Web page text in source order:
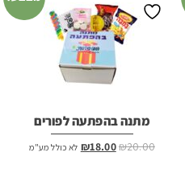
מתנה בהפתעה לפורים
₪20.00
המחיר₪18.00 המחיר
לא כולל מע"מ